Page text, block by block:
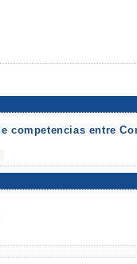
competencias entre